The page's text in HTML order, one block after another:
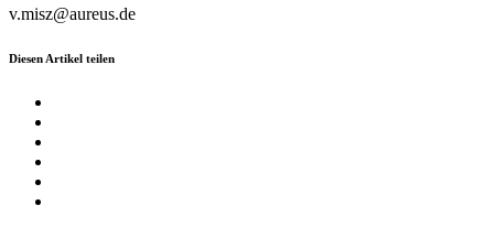
v.misz@aureus.de
Diesen Artikel teilen